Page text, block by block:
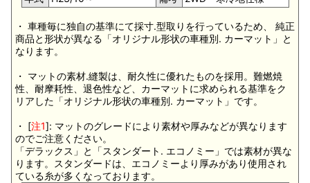
・ 車種毎に独自の基準にて採寸.型取りを行っているため、 純正
商品と形状が異なる「オリジナル形状の車種別. カーマット」と
なります。
・ マットの素材.縫製は、耐久性に優れたものを採用。難燃焼
性、耐摩耗性、退色性など、カーマットに求められる基準をク
リアした「オリジナル形状の車種別. カーマット」です。
・ [注1]: マットのグレードにより素材や厚みなどが異なります
のでご注意ください。
「デラックス」と「スタンダート. エコノミー」では素材が異な
ります。スタンダードは、エコノミーより厚みがあり使用され
ている糸が多くなっております。